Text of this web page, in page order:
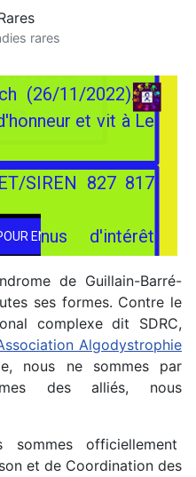
rares
a été reprise et
déclaration en
(26/11/2022). Il
et vit à Le
SIREN 827 817
d'intérêt
et habilités à
donnanr droit
200 du CGI.
désintéressée,
EN SAVOIR PLUS
de Guillain-Barré-
ses formes. Contre le
complexe dit SDRC,
Algodystrophie
nous ne sommes par
des alliés, nous
officiellement
et de Coordination des